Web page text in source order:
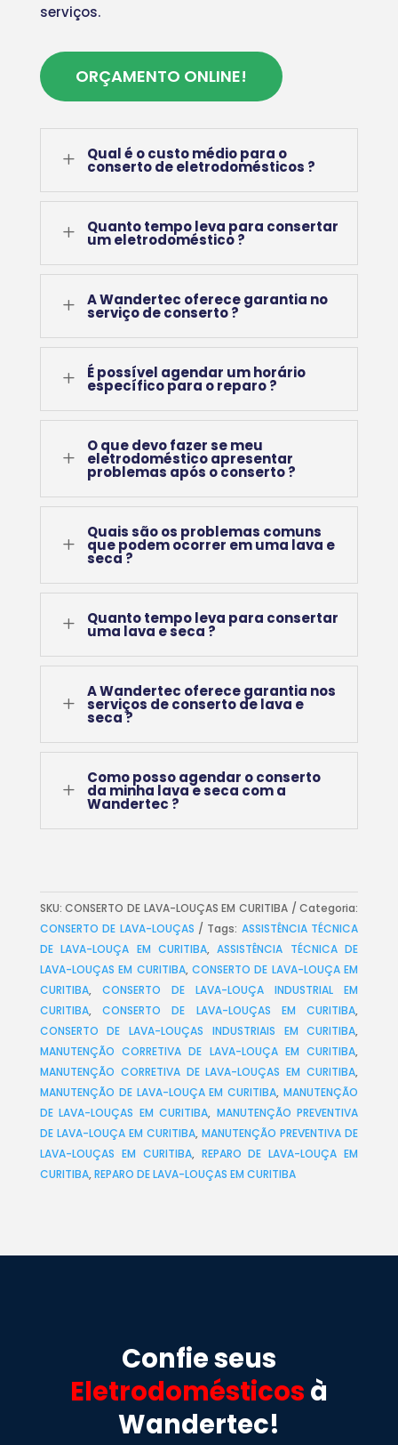
serviços.
ORÇAMENTO ONLINE!
L Qual é o custo médio para o
conserto de eletrodomésticos ?
L Quanto tempo leva para consertar
um eletrodoméstico ?
L A Wandertec oferece garantia no
serviço de conserto ?
L É possível agendar um horário
específico para o reparo ?
L
O que devo fazer se meu
eletrodoméstico apresentar
problemas após o conserto ?
L
Quais são os problemas comuns
que podem ocorrer em uma lava e
seca ?
L Quanto tempo leva para consertar
uma lava e seca ?
L
A Wandertec oferece garantia nos
serviços de conserto de lava e
seca ?
L
Como posso agendar o conserto
da minha lava e seca com a
Wandertec ?
SKU:CONSERTO DE LAVA-LOUÇAS EM CURITIBA
Categoria:
CONSERTO DE LAVA-LOUÇAS
Tags: ASSISTÊNCIA TÉCNICA
DE LAVA-LOUÇA EM CURITIBA,ASSISTÊNCIA TÉCNICA DE
LAVA-LOUÇAS EM CURITIBA, CONSERTO DE LAVA-LOUÇA EM
CURITIBA, CONSERTO DE LAVA-LOUÇA INDUSTRIAL EM
CURITIBA,CONSERTO DE LAVA-LOUÇAS EM CURITIBA,
CONSERTO DE LAVA-LOUÇAS INDUSTRIAIS EM CURITIBA,
MANUTENÇÃO CORRETIVA DE LAVA-LOUÇA EM CURITIBA,
MANUTENÇÃO CORRETIVA DE LAVA-LOUÇAS EM CURITIBA,
MANUTENÇÃO DE LAVA-LOUÇA EM CURITIBA,MANUTENÇÃO
DE LAVA-LOUÇAS EM CURITIBA, MANUTENÇÃO PREVENTIVA
DE LAVA-LOUÇA EM CURITIBA,MANUTENÇÃO PREVENTIVA DE
LAVA-LOUÇAS EM CURITIBA, REPARO DE LAVA-LOUÇA EM
CURITIBA,REPARO DE LAVA-LOUÇAS EM CURITIBA
Confie seus
Eletrodomésticos à
Wandertec!